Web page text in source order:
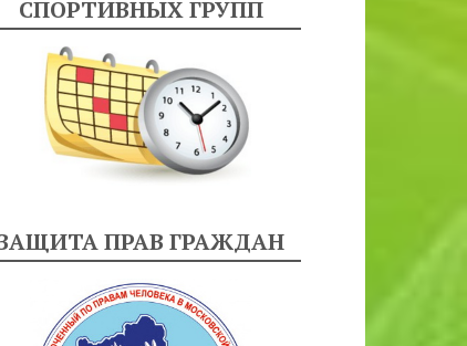
СПОРТИВНЫХ ГРУПП
ПРАВ ГРАЖДАН